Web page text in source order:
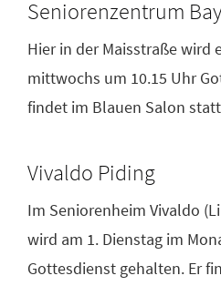
Seniorenzentrum
Hier in der Maisstraße wird
mittwochs um 10.15 Uhr
findet im Blauen Salon
Vivaldo Piding
Im Seniorenheim Vivaldo
wird am 1. Dienstag im
Gottesdienst gehalten. Er